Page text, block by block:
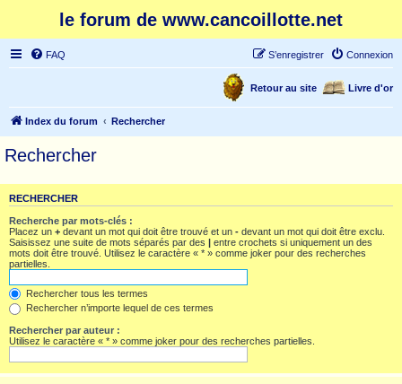
le forum de www.cancoillotte.net
FAQ Connexion
S’enregistrer
Livre d'or
Retour au site
Index du forum Rechercher
Rechercher
RECHERCHER
Recherche par mots-clés :
Placez un + devant un mot qui doit être trouvé et un - devant un mot qui doit être exclu.
Saisissez une suite de mots séparés par des | entre crochets si uniquement un des
mots doit être trouvé. Utilisez le caractère « * » comme joker pour des recherches
partielles.
Rechercher tous les termes
Rechercher n’importe lequel de ces termes
Rechercher par auteur :
Utilisez le caractère « * » comme joker pour des recherches partielles.